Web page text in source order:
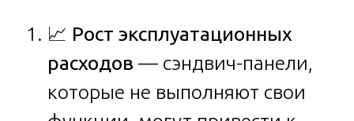
📈 Рост эксплуатационных
расходов — сэндвич-панели,
которые не выполняют свои